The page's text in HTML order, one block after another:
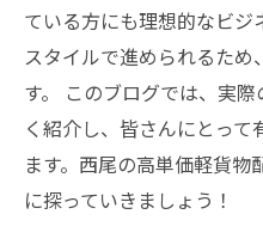
ている方にも理想的なビジ
スタイルで進められるた
す。 このブログでは、実
く紹介し、皆さんにとっ
ます。西尾の高単価軽貨
に探っていきましょう！